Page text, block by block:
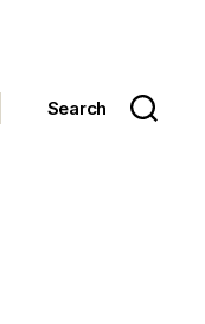
Search